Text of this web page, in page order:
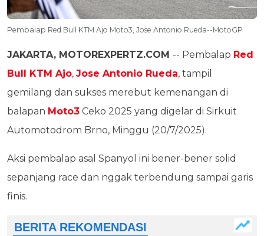
Pembalap Red Bull KTM Ajo Moto3, Jose Antonio Rueda--MotoGP
JAKARTA, MOTOREXPERTZ.COM -- Pembalap Red
Bull KTM Ajo, Jose Antonio Rueda, tampil
gemilang dan sukses merebut kemenangan di
balapan Moto3 Ceko 2025 yang digelar di Sirkuit
Automotodrom Brno, Minggu (20/7/2025).
Aksi pembalap asal Spanyol ini bener-bener solid
sepanjang race dan nggak terbendung sampai garis
finis.